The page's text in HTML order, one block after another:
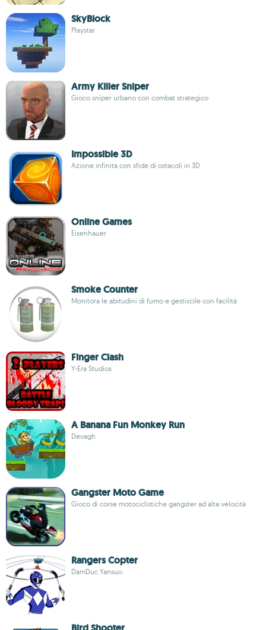
SkyBlock
Playstar
Army Killer Sniper
Gioco sniper urbano con combat strategico
Impossible 3D
Azione infinita con sfide di ostacoli in 3D
Online Games
Eisenhauer
Smoke Counter
Monitora le abitudini di fumo e gestiscile con facilità
Finger Clash
Y-Era Studios
A Banana Fun Monkey Run
Devagh
Gangster Moto Game
Gioco di corse motociclistiche gangster ad alta velocità
Rangers Copter
DamDuc Yansuo